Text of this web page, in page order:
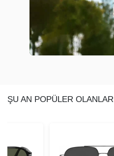
ŞU AN POPÜLER OLANLAR